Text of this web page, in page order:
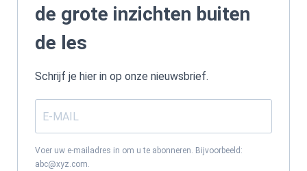
de grote inzichten buiten
de les
Schrijf je hier in op onze nieuwsbrief.
Voer uw e-mailadres in om u te abonneren. Bijvoorbeeld:
abc@xyz.com.